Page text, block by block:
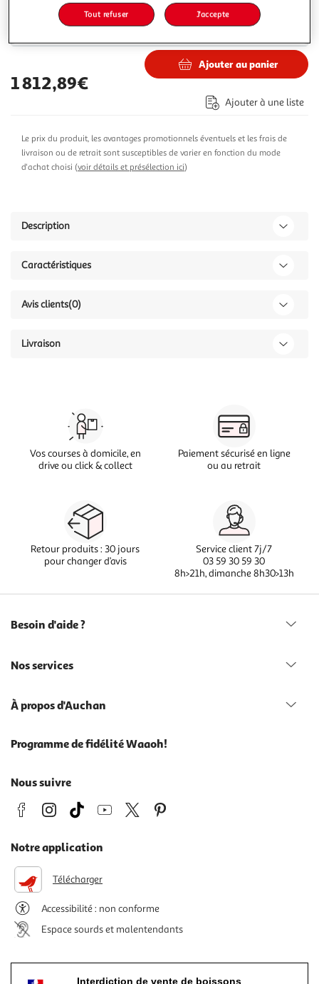
Plus d'options
1 812,89€
Ajouter au panier
Ajouter à une liste
Le prix du produit, les avantages promotionnels éventuels et les frais de
livraison ou de retrait sont susceptibles de varier en fonction du mode
d'achat choisi (voir détails et présélection ici)
Description
Caractéristiques
Avis clients(0)
Livraison
Vos courses à domicile, en
drive ou click & collect
Paiement sécurisé en ligne
ou au retrait
Retour produits : 30 jours
pour changer d’avis
Service client 7j/7
03 59 30 59 30
8h>21h, dimanche 8h30>13h
Besoin d'aide ?
Nos services
À propos d'Auchan
Programme de fidélité Waaoh!
Nous suivre
Notre application
Télécharger
Accessibilité : non conforme
Espace sourds et malentendants
Interdiction de vente de boissons
Tout refuser J'accepte